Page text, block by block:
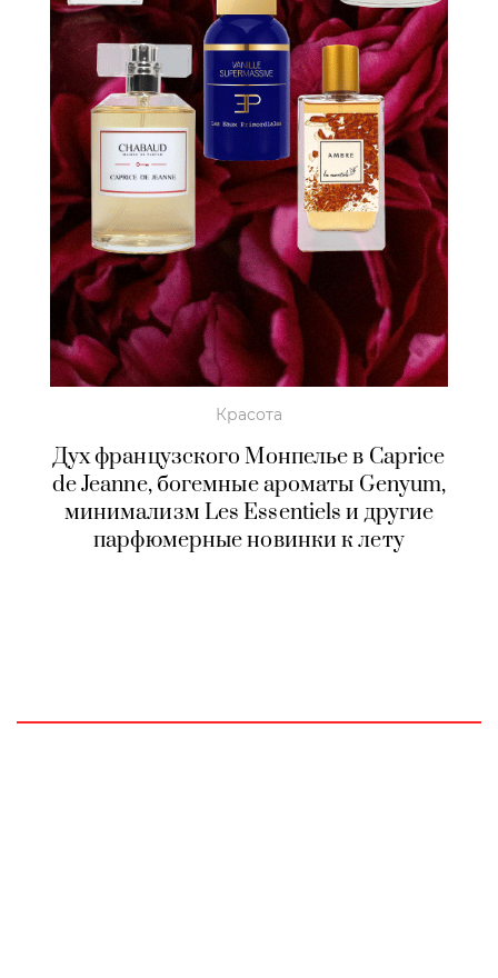
Красота
Дух французского Монпелье в Caprice
de Jeanne, богемные ароматы Genyum,
минимализм Les Essentiels и другие
парфюмерные новинки к лету